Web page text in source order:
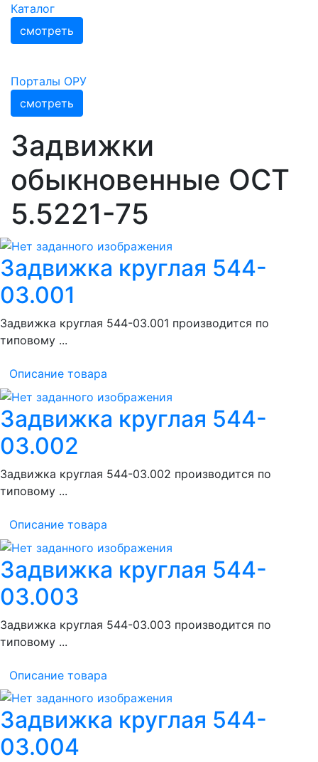
Каталог
смотреть
Порталы ОРУ
смотреть
Задвижки
обыкновенные ОСТ
5.5221-75
Задвижка круглая 544-
03.001
Задвижка круглая 544-03.001 производится по
типовому ...
Описание товара
Задвижка круглая 544-
03.002
Задвижка круглая 544-03.002 производится по
типовому ...
Описание товара
Задвижка круглая 544-
03.003
Задвижка круглая 544-03.003 производится по
типовому ...
Описание товара
Задвижка круглая 544-
03.004